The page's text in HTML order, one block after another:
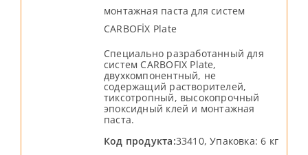
монтажная паста для систем
CARBOFİX Plate
Специально разработанный для
систем CARBOFIX Plate,
двухкомпонентный, не
содержащий растворителей,
тиксотропный, высокопрочный
эпоксидный клей и монтажная
паста.
Код продукта:33410, Упаковка: 6 кг